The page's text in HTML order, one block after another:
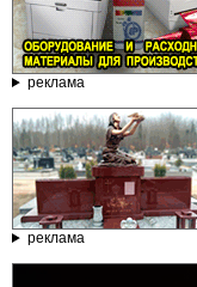
реклама
реклама